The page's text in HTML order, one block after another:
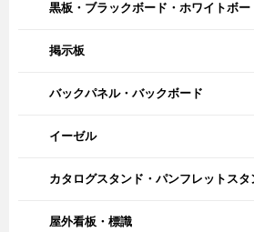
黒板・ブラックボード・ホワイトボー
掲示板
バックパネル・バックボード
イーゼル
カタログスタンド・パンフレットスタ
屋外看板・標識